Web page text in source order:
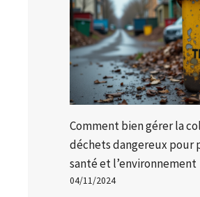
Comment bien gérer la
déchets dangereux pour
santé et l’environnement
04/11/2024